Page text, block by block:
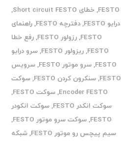
FESTO
,خطای Short circuit FESTO
,
درایو FESTO
,دفترچه FESTO ,راهنمای
FESTO
,رزولور FESTO ,رفع خطا
FESTO
,ریزولور FESTO ,سرو درایو
FESTO
,سرو موتور FESTO ,سرویس
FESTO
,سنکرون کردن FESTO ,سوکت
Encoder FESTO
,سوکت FESTO
,
سوکت انکدر FESTO
,سوکت انکودر
FESTO
,سوکت سرو موتور FESTO
,
سیم پیچس رو موتور FESTO
,شبکه